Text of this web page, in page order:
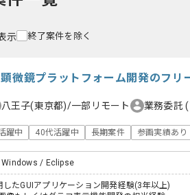
示 終了案件を除く
微鏡プラットフォーム開発のフリ
八王子(東京都)/一部リモート 業務委託
躍中 40代活躍中 長期案件 参画実績あり
/ Eclipse
したGUIアプリケーション開発経験(3年以上)